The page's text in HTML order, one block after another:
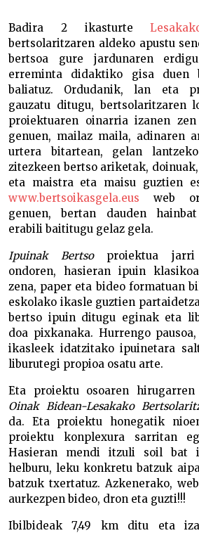
Badira 2 ikasturte
bertsolaritzaren aldeko apustu
bertsoa gure jardunaren
erreminta didaktiko gisa duen
baliatuz. Ordudanik, lan eta
gauzatu ditugu, bertsolaritzaren
proiektuaren oinarria izanen
genuen, mailaz maila, adinaren
urtera bitartean, gelan
zitezkeen bertso ariketak,
eta maistra eta maisu guztien
www.bertsoikasgela.eus web
genuen, bertan dauden
erabili baititugu gelaz gela.
Ipuinak Bertsoproiektua jarri
ondoren, hasieran ipuin
zena, paper eta bideo formatuan
eskolako ikasle guztien
bertso ipuin ditugu eginak eta
doa pixkanaka. Hurrengo
ikasleek idatzitako ipuinetara
liburutegi propioa osatu arte.
Eta proiektu osoaren hirugarren
Oinak Bidean-Lesakako
da. Eta proiektu honegatik
proiektu konplexura sarritan
Hasieran mendi itzuli soil bat
helburu, leku konkretu batzuk
batzuk txertatuz. Azkenerako,
aurkezpen bideo, dron eta guzti!!!
Ibilbideak 7,49 km ditu eta